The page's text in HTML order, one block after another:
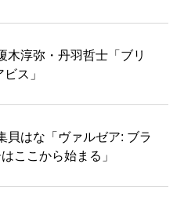
木淳弥・丹羽哲士「ブリ
ス」
貝はな「ヴァルゼア: ブラ
ここから始まる」